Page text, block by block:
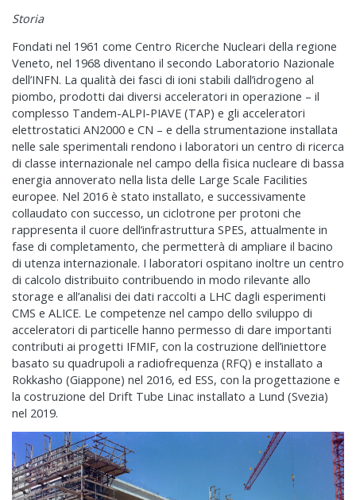
Storia
Fondati nel 1961 come Centro Ricerche Nucleari della regione
Veneto, nel 1968 diventano il secondo Laboratorio Nazionale
dell’INFN. La qualità dei fasci di ioni stabili dall’idrogeno al
piombo, prodotti dai diversi acceleratori in operazione – il
complesso Tandem-ALPI-PIAVE (TAP) e gli acceleratori
elettrostatici AN2000 e CN – e della strumentazione installata
nelle sale sperimentali rendono i laboratori un centro di ricerca
di classe internazionale nel campo della fisica nucleare di bassa
energia annoverato nella lista delle Large Scale Facilities
europee. Nel 2016 è stato installato, e successivamente
collaudato con successo, un ciclotrone per protoni che
rappresenta il cuore dell’infrastruttura SPES, attualmente in
fase di completamento, che permetterà di ampliare il bacino
di utenza internazionale. I laboratori ospitano inoltre un centro
di calcolo distribuito contribuendo in modo rilevante allo
storage e all’analisi dei dati raccolti a LHC dagli esperimenti
CMS e ALICE. Le competenze nel campo dello sviluppo di
acceleratori di particelle hanno permesso di dare importanti
contributi ai progetti IFMIF, con la costruzione dell’iniettore
basato su quadrupoli a radiofrequenza (RFQ) e installato a
Rokkasho (Giappone) nel 2016, ed ESS, con la progettazione e
la costruzione del Drift Tube Linac installato a Lund (Svezia)
nel 2019.